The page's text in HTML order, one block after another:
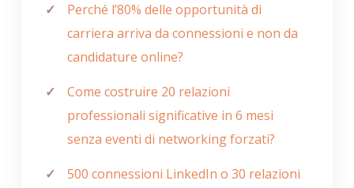
Perché l’80% delle opportunità di
carriera arriva da connessioni e non da
candidature online?
Come costruire 20 relazioni
professionali significative in 6 mesi
senza eventi di networking forzati?
500 connessioni LinkedIn o 30 relazioni